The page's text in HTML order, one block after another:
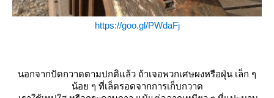
https://goo.gl/PWdaFj
นอกจากปัดกวาดตามปกติแล้ว ถ้าเจอพวกเศษผงหรือฝุ่น เล็ก ๆ
น้อย ๆ ที่เล็ดรอดจากการเก็บกวาด